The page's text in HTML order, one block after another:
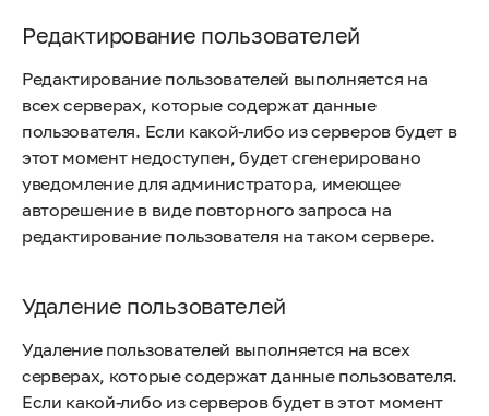
Редактирование пользователей
Редактирование пользователей выполняется на
всех серверах, которые содержат данные
пользователя. Если какой-либо из серверов будет в
этот момент недоступен, будет сгенерировано
уведомление для администратора, имеющее
авторешение в виде повторного запроса на
редактирование пользователя на таком сервере.
Удаление пользователей
Удаление пользователей выполняется на всех
серверах, которые содержат данные пользователя.
Если какой-либо из серверов будет в этот момент